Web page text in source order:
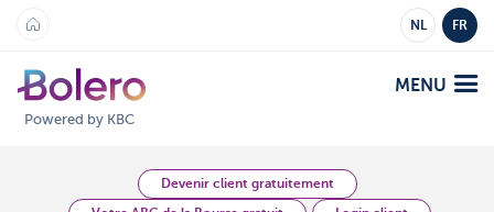
NL FR
Powered by KBC
MENU
Analyses et VisionDevenir client gratuitement